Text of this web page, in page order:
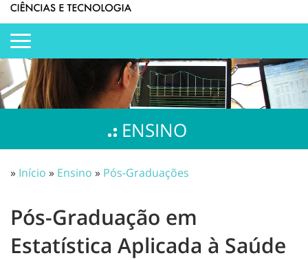
ENSINO
» Início » Ensino » Pós-Graduações
Pós-Graduação em
Estatística Aplicada à Saúde